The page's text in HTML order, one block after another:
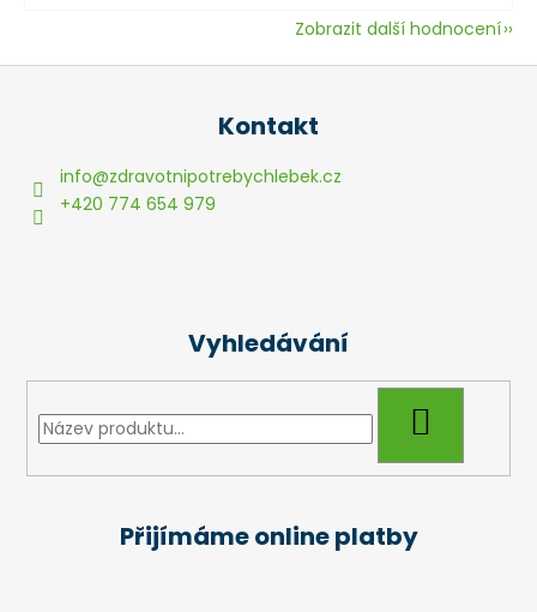
Zobrazit další hodnocení
Kontakt
info@zdravotnipotrebychlebek.cz
+420 774 654 979
Vyhledávání
Přijímáme online platby